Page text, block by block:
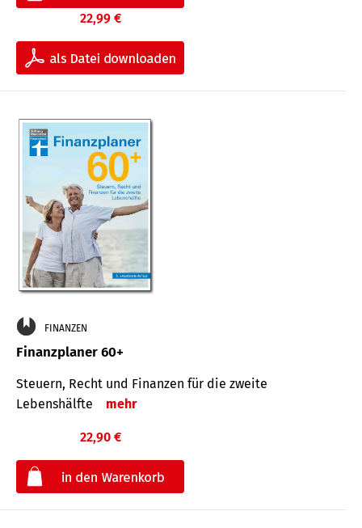
22,99 €
FINANZEN
Finanzplaner 60+
Steuern, Recht und Finanzen für die zweite
Lebenshälfte
mehr
22,90 €